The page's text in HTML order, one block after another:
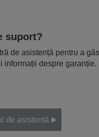
suport?
de asistență pentru a
informații despre garanție.
de asistență